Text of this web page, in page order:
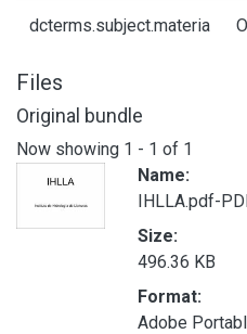
dcterms.subject.materia
Files
Original bundle
Now showing 1 - 1 of 1
Name:
IHLLA.pdf-
Size:
496.36 KB
Format:
Adobe